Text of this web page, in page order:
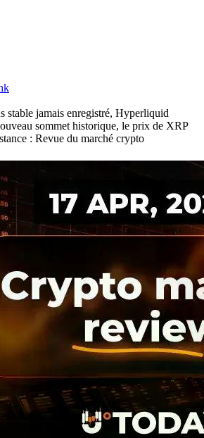
stable jamais enregistré, Hyperliquid
sommet historique, le prix de XRP
: Revue du marché crypto